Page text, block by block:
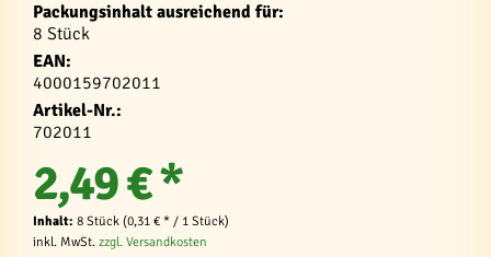
Packungsinhalt ausreichend für:
8 Stück
EAN:
4000159702011
Artikel-Nr.:
702011
2,49 € *
Inhalt: 8 Stück (0,31 € * / 1 Stück)
inkl. MwSt. zzgl. Versandkosten